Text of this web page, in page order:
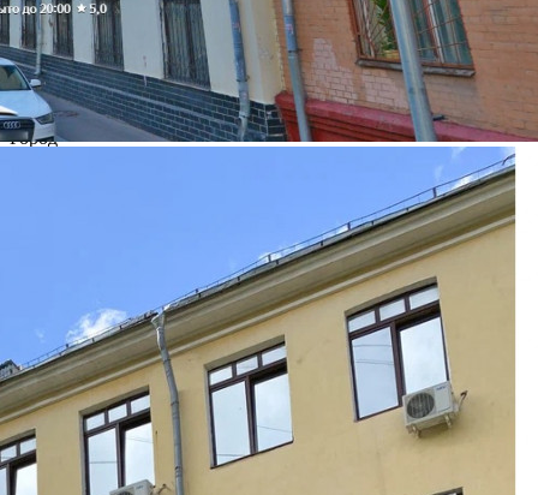
Характеристики помещения
№ объявления
115639
Дата размещения
29.04.2025
Город
Желаемый / подходящий вид деятельности
Не указано
Назначение
Не указано
Размер площади (м2)
1154
Цена за помещение
339 999 558 руб.
О помещении